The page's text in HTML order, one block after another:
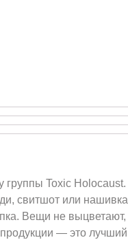
группы Toxic
свитшот или
Вещи не
— это